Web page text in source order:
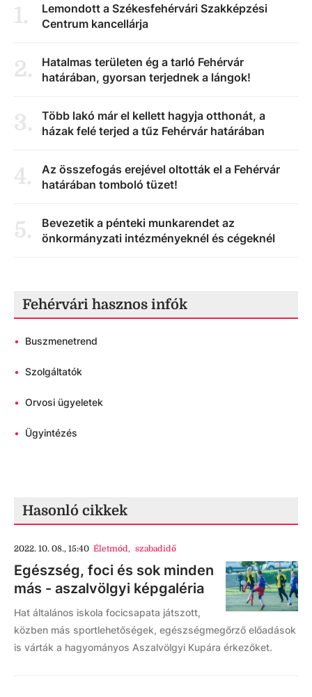
1.
Lemondott a Székesfehérvári Szakképzési
Centrum kancellárja
2.
Hatalmas területen ég a tarló Fehérvár
határában, gyorsan terjednek a lángok!
3.
Több lakó már el kellett hagyja otthonát, a
házak felé terjed a tűz Fehérvár határában
4.
Az összefogás erejével oltották el a Fehérvár
határában tomboló tüzet!
5.
Bevezetik a pénteki munkarendet az
önkormányzati intézményeknél és cégeknél
Fehérvári hasznos infók
• Buszmenetrend
• Szolgáltatók
• Orvosi ügyeletek
• Ügyintézés
Hasonló cikkek
2022. 10. 08., 15:40 Életmód, szabadidő
Egészség, foci és sok minden
más - aszalvölgyi képgaléria
Hat általános iskola focicsapata játszott,
közben más sportlehetőségek, egészségmegőrző előadások
is várták a hagyományos Aszalvölgyi Kupára érkezőket.